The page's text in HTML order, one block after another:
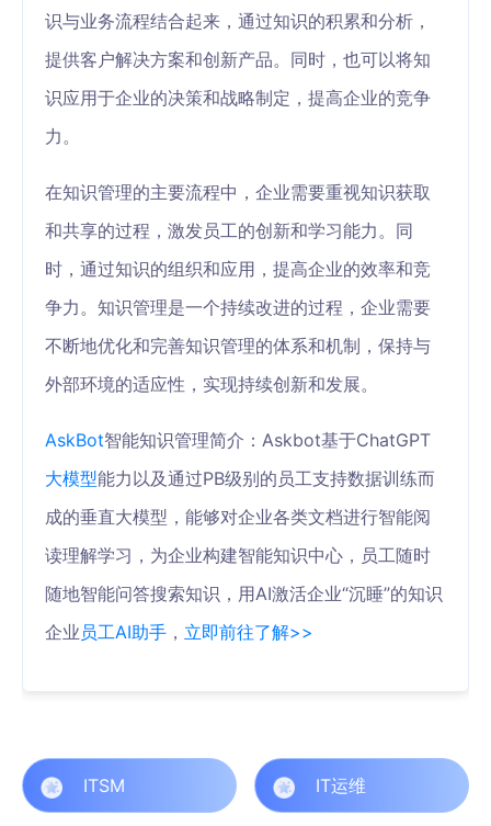
识与业务流程结合起来，通过知识的积累和分析，
提供客户解决方案和创新产品。同时，也可以将知
识应用于企业的决策和战略制定，提高企业的竞争
力。
在知识管理的主要流程中，企业需要重视知识获取
和共享的过程，激发员工的创新和学习能力。同
时，通过知识的组织和应用，提高企业的效率和竞
争力。知识管理是一个持续改进的过程，企业需要
不断地优化和完善知识管理的体系和机制，保持与
外部环境的适应性，实现持续创新和发展。
AskBot智能知识管理简介：Askbot基于ChatGPT
大模型能力以及通过PB级别的员工支持数据训练而
成的垂直大模型，能够对企业各类文档进行智能阅
读理解学习，为企业构建智能知识中心，员工随时
随地智能问答搜索知识，用AI激活企业“沉睡”的知识
企业 员工AI助手 ， 立即前往了解>>
ITSM IT运维